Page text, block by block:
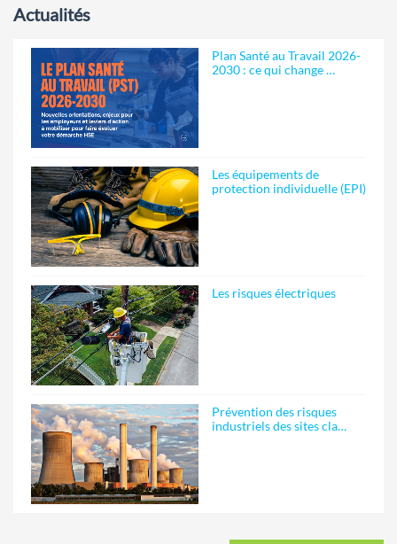
Actualités
Plan Santé au Travail 2026-
2030 : ce qui change …
Les équipements de
protection individuelle (EPI)
Les risques électriques
Prévention des risques
industriels des sites cla…